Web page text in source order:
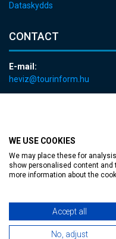
WE USE COOKIES
We may place these for
show personalised content and
more information about the
Accept all
No, adjust
Dataskydds
CONTACT
E-mail:
heviz@tourinform.hu
MediaGum|